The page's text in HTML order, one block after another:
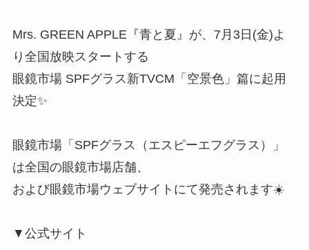
Mrs. GREEN APPLE『青と夏』が、7月3日(金)よ
り全国放映スタートする
眼鏡市場 SPFグラス新TVCM「空景色」篇に起用
決定✨
眼鏡市場「SPFグラス（エスピーエフグラス）」
は全国の眼鏡市場店舗、
および眼鏡市場ウェブサイトにて発売されます☀️
▼公式サイト